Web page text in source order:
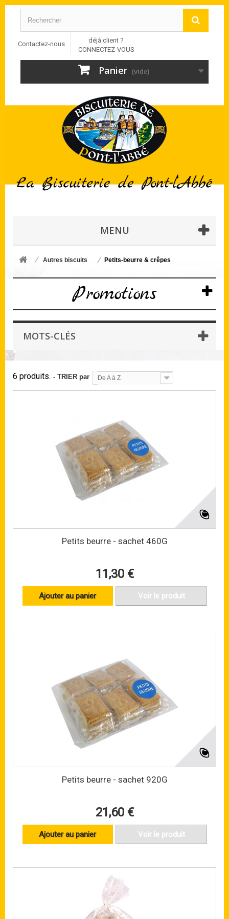
Contactez-nous
déjà client ?
CONNECTEZ-VOUS
Panier (vide)
MENU
Autres biscuits Petits-beurre & crêpes
Promotions
MOTS-CLÉS
6 produits. - TRIER par De A à Z
Petits beurre - sachet 460G
11,30 €
Ajouter au panier Voir le produit
Petits beurre - sachet 920G
21,60 €
Ajouter au panier Voir le produit